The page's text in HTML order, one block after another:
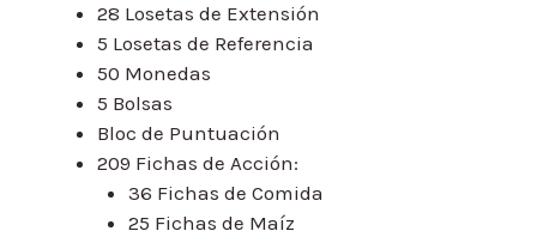
28 Losetas de Extensión
5 Losetas de Referencia
50 Monedas
5 Bolsas
Bloc de Puntuación
209 Fichas de Acción:
36 Fichas de Comida
25 Fichas de Maíz